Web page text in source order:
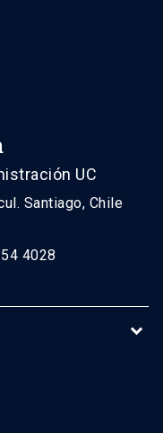
UC
Santiago, Chile
4028